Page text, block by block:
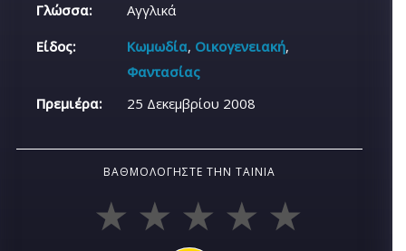
Γλώσσα:
Αγγλικά
Είδος:
Κωμωδία, Οικογενειακή,
Φαντασίας
Πρεμιέρα:
25 Δεκεμβρίου 2008
ΒΑΘΜΟΛΟΓΉΣΤΕ ΤΗΝ ΤΑΙΝΊΑ